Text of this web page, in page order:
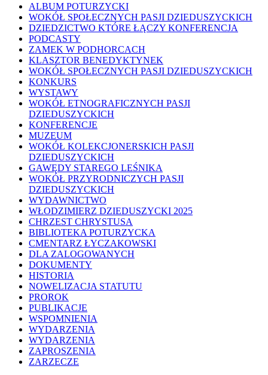
ALBUM POTURZYCKI
WOKÓŁ SPOŁECZNYCH PASJI DZIEDUSZYCKICH
DZIEDZICTWO KTÓRE ŁĄCZY KONFERENCJA
PODCASTY
ZAMEK W PODHORCACH
KLASZTOR BENEDYKTYNEK
WOKÓŁ SPOŁECZNYCH PASJI DZIEDUSZYCKICH
KONKURS
WYSTAWY
WOKÓŁ ETNOGRAFICZNYCH PASJI
DZIEDUSZYCKICH
KONFERENCJE
MUZEUM
WOKÓŁ KOLEKCJONERSKICH PASJI
DZIEDUSZYCKICH
GAWĘDY STAREGO LEŚNIKA
WOKÓŁ PRZYRODNICZYCH PASJI
DZIEDUSZYCKICH
WYDAWNICTWO
WŁODZIMIERZ DZIEDUSZYCKI 2025
CHRZEST CHRYSTUSA
BIBLIOTEKA POTURZYCKA
CMENTARZ ŁYCZAKOWSKI
DLA ZALOGOWANYCH
DOKUMENTY
HISTORIA
NOWELIZACJA STATUTU
PROROK
PUBLIKACJE
WSPOMNIENIA
WYDARZENIA
WYDARZENIA
ZAPROSZENIA
ZARZECZE